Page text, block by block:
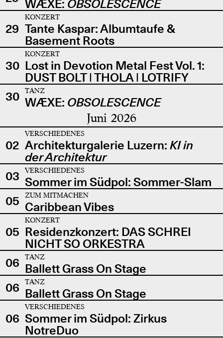
WÆXE: OBSOLESCENCE
29
KONZERT
Tante Kaspar: Albumtaufe &
Basement Roots
30
KONZERT
Lost in Devotion Metal Fest Vol. 1:
DUST BOLT | THOLA | LOTRIFY
30
TANZ
WÆXE: OBSOLESCENCE
Juni 2026
02
VERSCHIEDENES
Architekturgalerie Luzern: KI in
der Architektur
03
VERSCHIEDENES
Sommer im Südpol: Sommer-Slam
05
ZUM MITMACHEN
Caribbean Vibes
05
KONZERT
Residenzkonzert: DAS SCHREI
NICHT SO ORKESTRA
06
TANZ
Ballett Grass On Stage
06
TANZ
Ballett Grass On Stage
06
VERSCHIEDENES
Sommer im Südpol: Zirkus
NotreDuo